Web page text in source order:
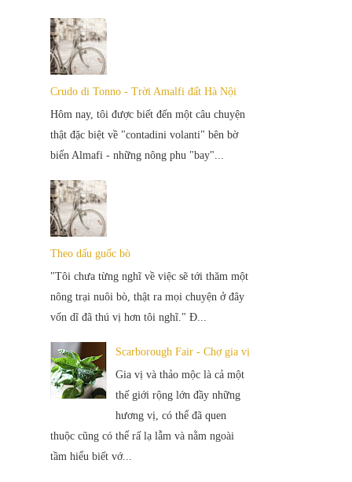
Crudo di Tonno - Trời Amalfi đất Hà Nội
Hôm nay, tôi được biết đến một câu chuyện
thật đặc biệt về "contadini volanti" bên bờ
biển Almafi - những nông phu "bay"...
Theo dấu guốc bò
"Tôi chưa từng nghĩ về việc sẽ tới thăm một
nông trại nuôi bò, thật ra mọi chuyện ở đây
vốn dĩ đã thú vị hơn tôi nghĩ." Đ...
Scarborough Fair - Chợ gia vị
Gia vị và thảo mộc là cả một
thế giới rộng lớn đầy những
hương vị, có thể đã quen
thuộc cũng có thể rấ lạ lẫm và nằm ngoài
tầm hiểu biết vớ...